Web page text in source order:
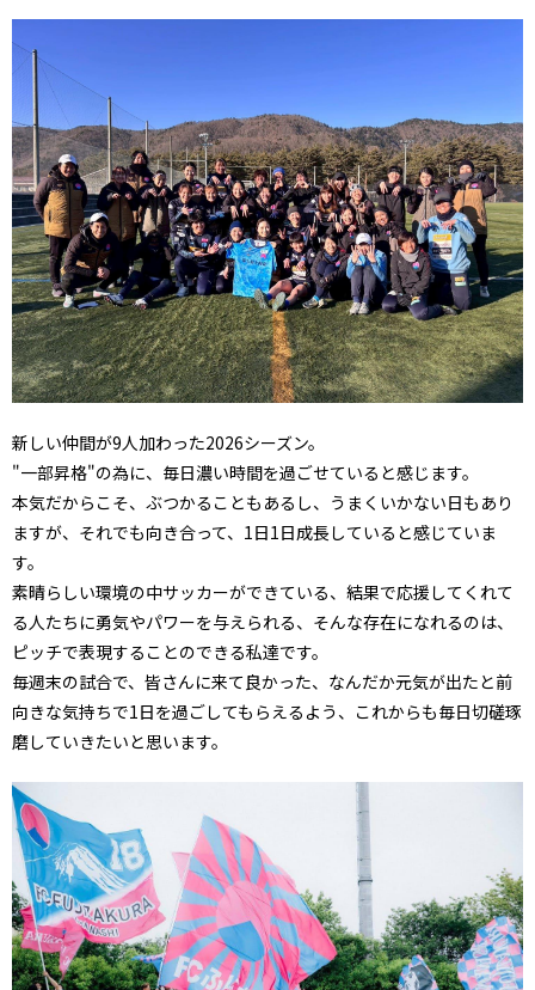
新しい仲間が9人加わった2026シーズン。
"一部昇格"の為に、毎日濃い時間を過ごせていると感じます。
本気だからこそ、ぶつかることもあるし、うまくいかない日もあり
ますが、それでも向き合って、1日1日成長していると感じていま
す。
素晴らしい環境の中サッカーができている、結果で応援してくれて
る人たちに勇気やパワーを与えられる、そんな存在になれるのは、
ピッチで表現することのできる私達です。
毎週末の試合で、皆さんに来て良かった、なんだか元気が出たと前
向きな気持ちで1日を過ごしてもらえるよう、これからも毎日切磋琢
磨していきたいと思います。